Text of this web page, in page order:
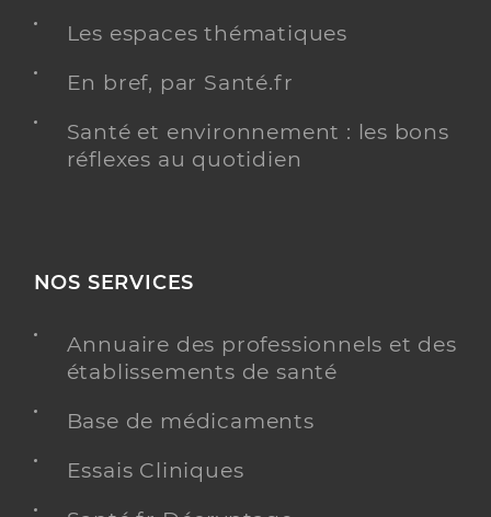
Les espaces thématiques
En bref, par Santé.fr
Santé et environnement : les bons
réflexes au quotidien
NOS SERVICES
Annuaire des professionnels et des
établissements de santé
Base de médicaments
Essais Cliniques